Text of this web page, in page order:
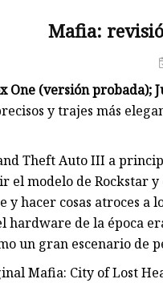
Molde automotriz
Molde de plástico
Mafia:
One (versión probada);
y trajes más
Theft Auto III a
el modelo de Rockstar
hacer cosas atroces a
hardware de la época
un gran escenario de
Mafia: City of Lost